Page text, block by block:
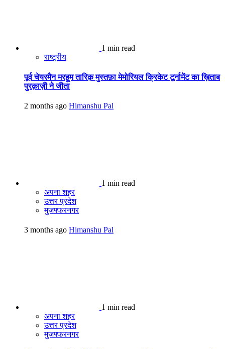
1 min read
राष्ट्रीय
पूर्व चेयरमैन मरहूम तारिक़ मुस्तफ़ा मेमोरियल क्रिकेट टूर्नामेंट का ख़िताब
पुरक़ाज़ी ने जीता
2 months ago Himanshu Pal
1 min read
अपना शहर
उत्तर प्रदेश
मुजफ्फरनगर
3 months ago Himanshu Pal
1 min read
अपना शहर
उत्तर प्रदेश
मुजफ्फरनगर